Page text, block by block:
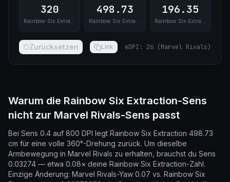
320
Rainbow Six Extraction
498.73
Rainbow Six Extraction
196.35
Rainbow Six Extraction
Zurücksetzen Link eDPI : 26 (Marvel Rivals)
Warum die Rainbow Six Extraction-Sens
nicht zur Marvel Rivals-Sens passt
Bei Sens 0.4 auf 800 DPI legt Rainbow Six Extraction 498.73
cm für eine volle 360°-Drehung zurück. Um dieselbe
Armbewegung in Marvel Rivals zu erhalten, brauchst du Sens
0.03274 — etwa 0.08× deine Rainbow Six Extraction-Zahl.
Einzige Änderung: Marvel Rivals-Yaw 0.07 vs. Rainbow Six